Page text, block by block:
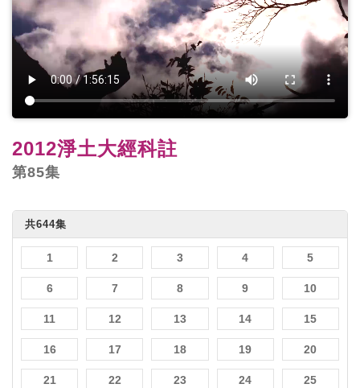
2012淨土大經科註
第85集
共644集
1 2 3 4 5
6 7 8 9 10
11 12 13 14 15
16 17 18 19 20
21 22 23 24 25